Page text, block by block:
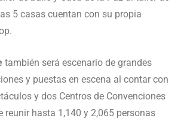
5 casas cuentan con su propia
también será escenario de grandes
y puestas en escena al contar con
y dos Centros de Convenciones
reunir hasta 1,140 y 2,065 personas